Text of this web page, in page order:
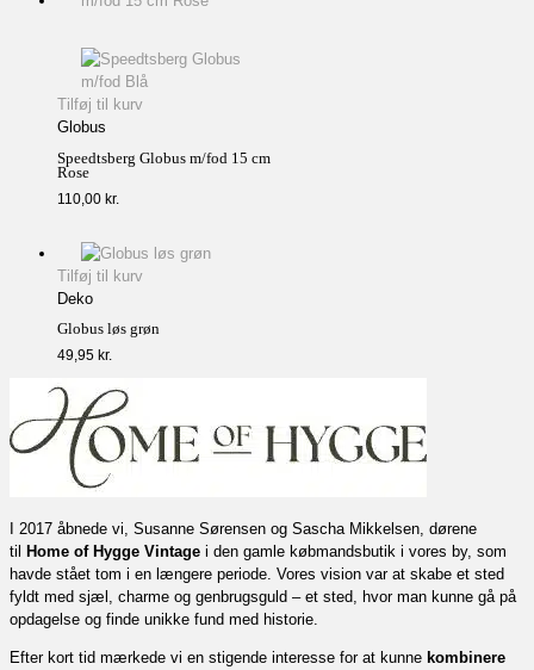
Tilføj til kurv
Globus
Speedtsberg Globus m/fod 15 cm
Rose
110,00 kr.
Tilføj til kurv
Deko
Globus løs grøn
49,95 kr.
I 2017 åbnede vi, Susanne Sørensen og Sascha Mikkelsen, dørene
til
Home of Hygge Vintage i den gamle købmandsbutik i vores by, som
havde stået tom i en længere periode. Vores vision var at skabe et sted
fyldt med sjæl, charme og genbrugsguld – et sted, hvor man kunne gå på
opdagelse og finde unikke fund med historie.
Efter kort tid mærkede vi en stigende interesse for at kunne kombinere